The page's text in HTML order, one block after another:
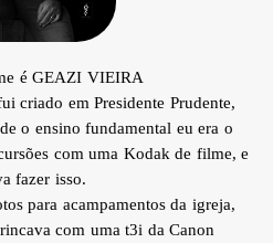
éGEAZI VIEIRA
criado em Presidente Prudente,
o ensino fundamental eu era o
com uma Kodak de filme, e
fazer isso.
para acampamentos da igreja,
com uma t3i da Canon